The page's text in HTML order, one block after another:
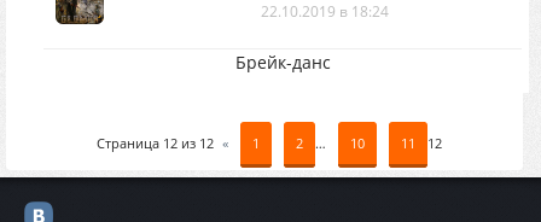
22.10.2019 в 18:24
Брейк-данс
Страница 12из 12 « 1 2 … 10 11 12